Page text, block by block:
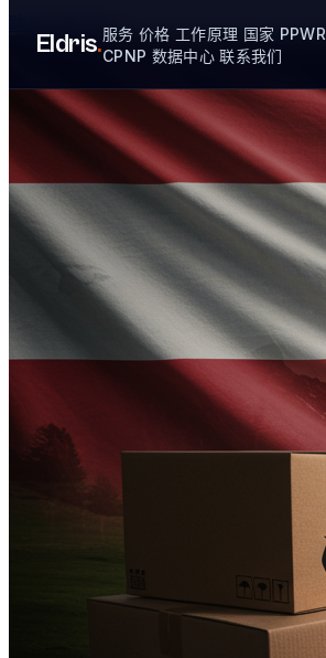
跳至主要内容
Eldris.服务 价格 工作原理 国家 PPWR
CPNP 数据中心联系我们